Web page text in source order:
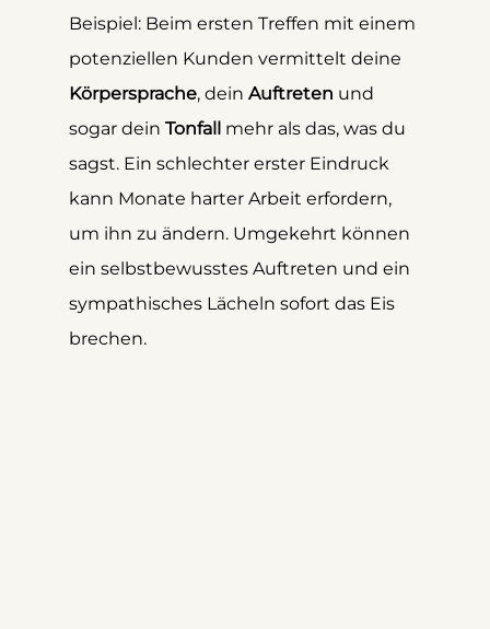
Beispiel: Beim ersten Treffen mit einem
potenziellen Kunden vermittelt deine
Körpersprache, dein Auftreten und
sogar dein Tonfall mehr als das, was du
sagst. Ein schlechter erster Eindruck
kann Monate harter Arbeit erfordern,
um ihn zu ändern. Umgekehrt können
ein selbstbewusstes Auftreten und ein
sympathisches Lächeln sofort das Eis
brechen.